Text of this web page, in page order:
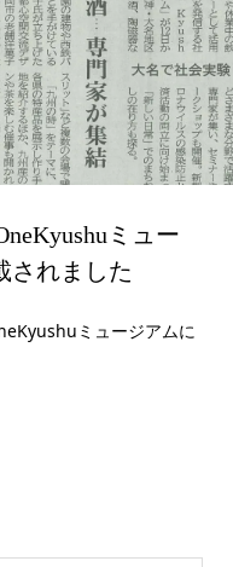
ミュー
されました
ミュージアムに